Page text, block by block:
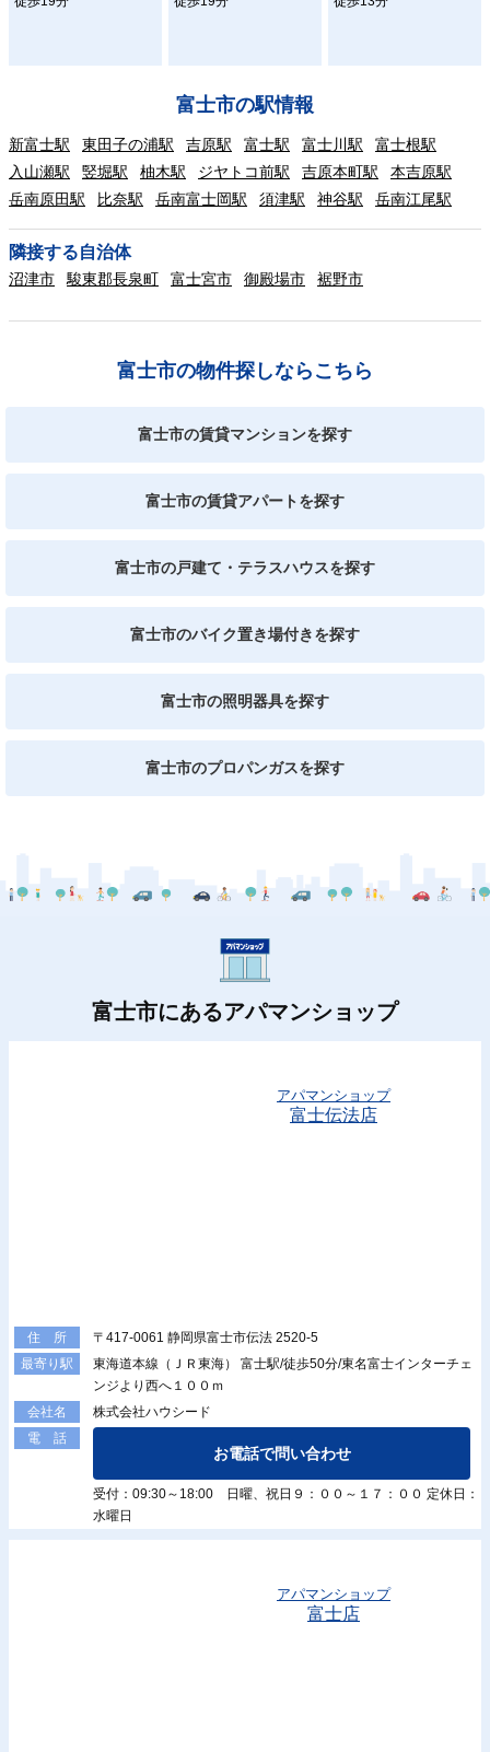
富士市の駅情報
新富士駅 東田子の浦駅 吉原駅 富士駅 富士川駅
富士根駅
入山瀬駅
竪堀駅 柚木駅 ジヤトコ前駅 吉原本町駅
本吉原駅
岳南原田駅
比奈駅 岳南富士岡駅 須津駅 神谷駅 岳南江尾駅
隣接する自治体
沼津市 駿東郡長泉町 富士宮市 御殿場市 裾野市
富士市の物件探しならこちら
富士市の賃貸マンションを探す
富士市の賃貸アパートを探す
富士市の戸建て・テラスハウスを探す
富士市のバイク置き場付きを探す
富士市の照明器具を探す
富士市のプロパンガスを探す
富士市にあるアパマンショップ
アパマンショップ
富士伝法店
住 所
〒417-0061 静岡県富士市伝法 2520-5
最寄り駅
東海道本線（ＪＲ東海） 富士駅/徒歩50分/東名富士インターチェ
ンジより西へ１００ｍ
会社名
株式会社ハウシード
電 話
お電話で問い合わせ
受付：09:30～18:00 日曜、祝日９：００～１７：００ 定休日：
水曜日
アパマンショップ
富士店